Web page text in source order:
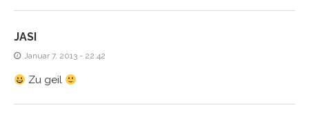
JASI
Januar 7, 2013 - 22:42
Zu geil